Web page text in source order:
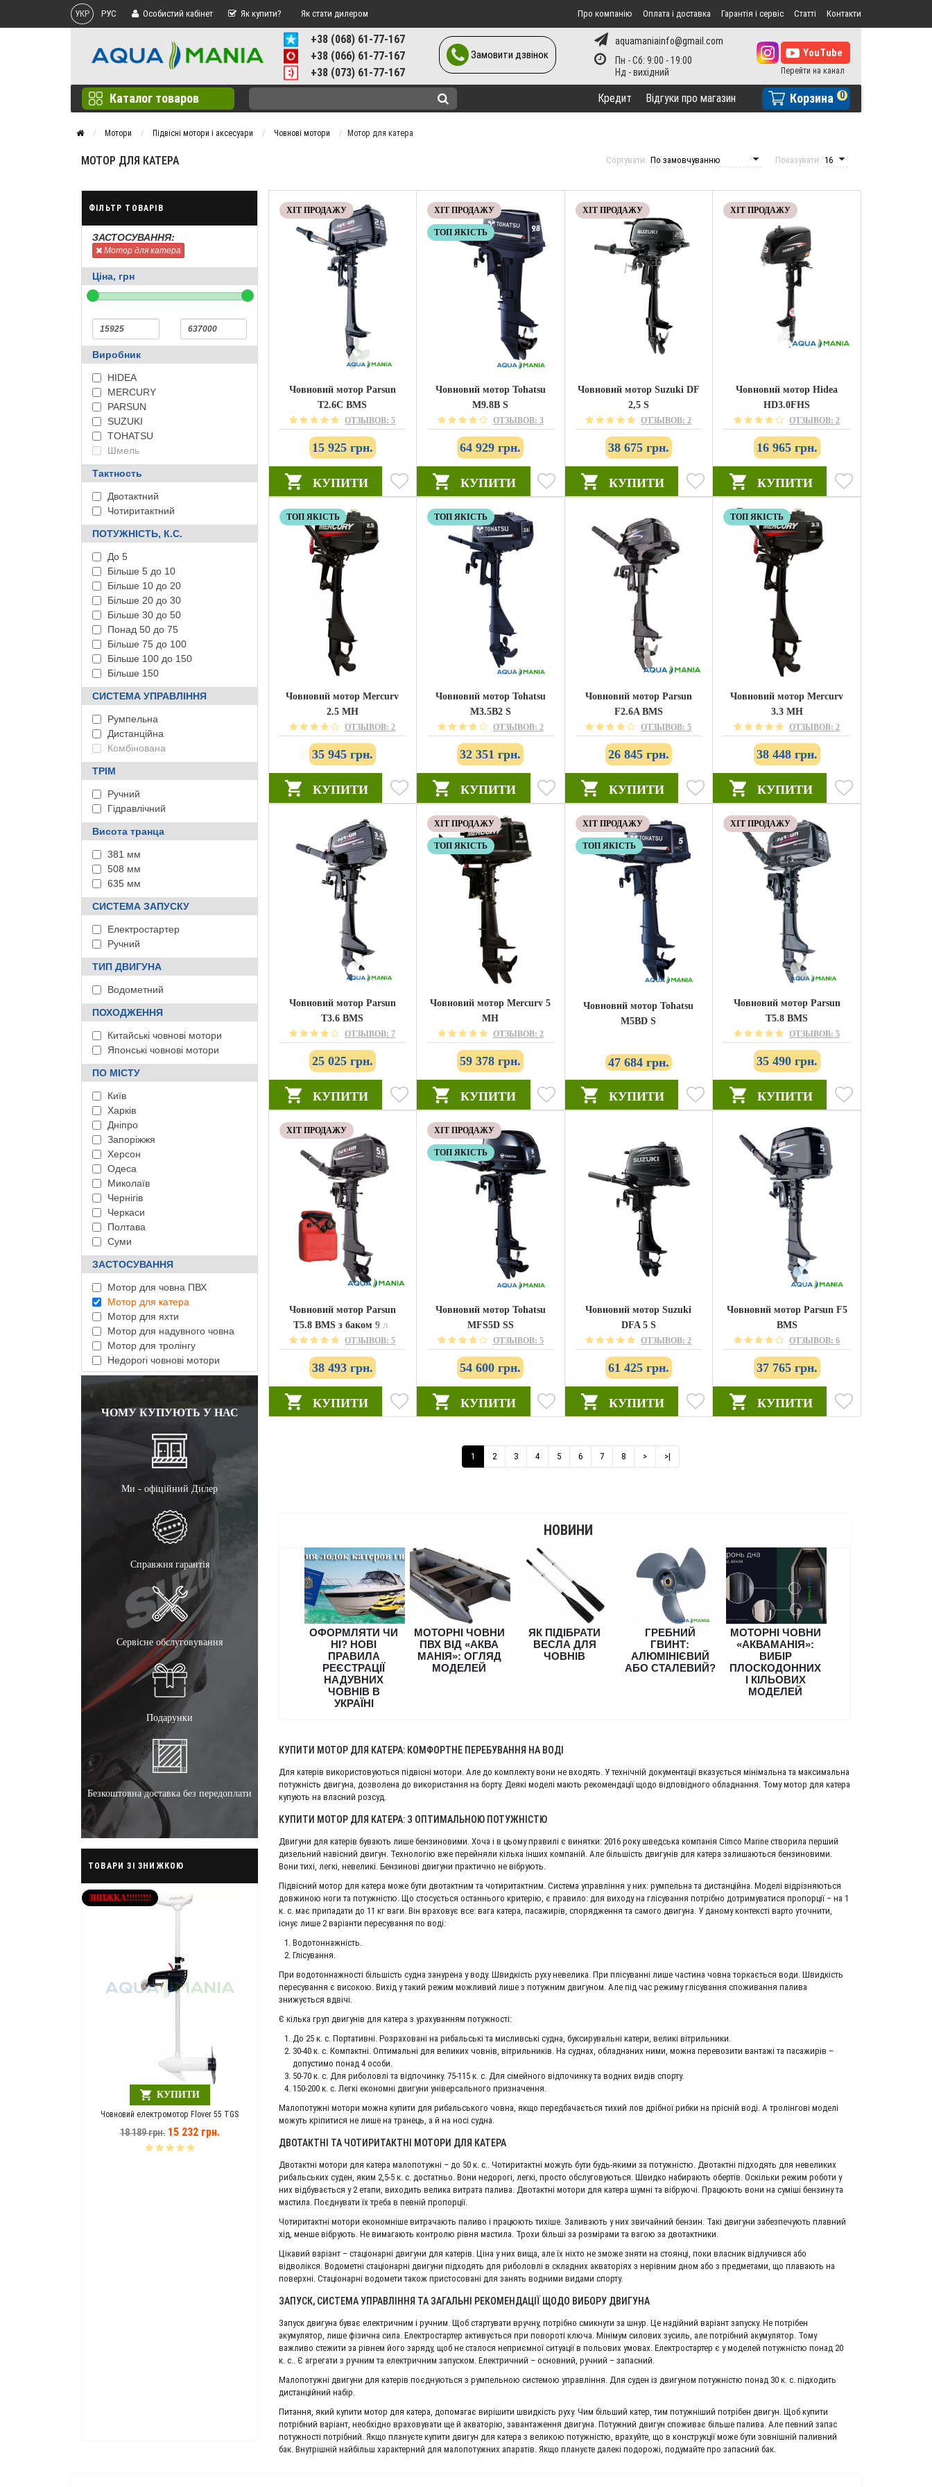
УКР РУС Особистий кабінет Як купити? Як стати дилером Про компанію Оплата і доставка Гарантія і сервіс Статті Контакти
+38 (068) 61-77-167
+38 (066) 61-77-167
+38 (073) 61-77-167
Замовити дзвінок
aquamaniainfo@gmail.com
Пн - Сб: 9:00 - 19:00
Корзина 0
Кредит Відгуки про магазин
Каталог товаров
Мотори Підвісні мотори і аксесуари Човнові мотори Мотор для катера
МОТОР ДЛЯ КАТЕРА Показувати:
Сортувати:
ФІЛЬТР ТОВАРІВ
ЗАСТОСУВАННЯ:
Мотор для катера
Ціна, грн
Виробник
HIDEA
MERCURY
PARSUN
SUZUKI
TOHATSU
Шмель
Тактность
Двотактний
Чотиритактний
ПОТУЖНІСТЬ, К.С.
До 5
Більше 5 до 10
Більше 10 до 20
Більше 20 до 30
Більше 30 до 50
Понад 50 до 75
Більше 75 до 100
Більше 100 до 150
Більше 150
СИСТЕМА УПРАВЛІННЯ
Румпельна
Дистанційна
Комбінована
ТРІМ
Ручний
Гідравлічний
Висота транца
381 мм
508 мм
635 мм
СИСТЕМА ЗАПУСКУ
Електростартер
Ручний
ТИП ДВИГУНА
Водометний
ПОХОДЖЕННЯ
Китайські човнові мотори
Японські човнові мотори
ПО МІСТУ
Київ
Харків
Дніпро
Запоріжжя
Херсон
Одеса
Миколаїв
Чернігів
Черкаси
Полтава
Суми
ЗАСТОСУВАННЯ
Мотор для човна ПВХ
Мотор для катера
Мотор для яхти
Мотор для надувного човна
Мотор для тролінгу
Недорогі човнові мотори
ЧОМУ КУПУЮТЬ У НАС
Ми - офіційний Дилер
Справжня гарантія
Сервісне обслуговування
Подарунки
Безкоштовна доставка без передоплати
ТОВАРИ ЗІ ЗНИЖКОЮ
Flover 55 TGS
КУПИТИ
ЗНИЖКА!!!!!!!!!
ЗНИЖКА!!!!!!!!!
КУПИТИ
15 232 грн.
ХІТ ПРОДАЖУ
Човновий мотор Parsun
T2.6С BMS
ОТЗЫВОВ: 5
15 925 грн.
КУПИТИ
ХІТ ПРОДАЖУ
ТОП ЯКІСТЬ
Човновий мотор Tohatsu
M9.8B S
ОТЗЫВОВ: 3
64 929 грн.
КУПИТИ
ХІТ ПРОДАЖУ
Човновий мотор Suzuki DF
2,5 S
ОТЗЫВОВ: 2
38 675 грн.
КУПИТИ
ХІТ ПРОДАЖУ
Човновий мотор Hidea
HD3.0FHS
ОТЗЫВОВ: 2
16 965 грн.
КУПИТИ
ТОП ЯКІСТЬ
Човновий мотор Mercury
2.5 MH
ОТЗЫВОВ: 2
35 945 грн.
КУПИТИ
ТОП ЯКІСТЬ
Човновий мотор Tohatsu
M3.5B2 S
ОТЗЫВОВ: 2
32 351 грн.
КУПИТИ
Човновий мотор Parsun
F2.6A BMS
ОТЗЫВОВ: 5
26 845 грн.
КУПИТИ
ТОП ЯКІСТЬ
Човновий мотор Mercury
3.3 MH
ОТЗЫВОВ: 2
38 448 грн.
КУПИТИ
Човновий мотор Parsun
T3.6 BMS
ОТЗЫВОВ: 7
25 025 грн.
КУПИТИ
ХІТ ПРОДАЖУ
ТОП ЯКІСТЬ
Човновий мотор Mercury 5
MH
ОТЗЫВОВ: 2
59 378 грн.
КУПИТИ
ХІТ ПРОДАЖУ
ТОП ЯКІСТЬ
Човновий мотор Tohatsu
M5BD S
47 684 грн.
КУПИТИ
ХІТ ПРОДАЖУ
Човновий мотор Parsun
T5.8 BMS
ОТЗЫВОВ: 5
35 490 грн.
КУПИТИ
ХІТ ПРОДАЖУ
Човновий мотор Parsun
T5.8 BMS з баком 9 л.
(TE5.8)ОТЗЫВОВ: 5
38 493 грн.
КУПИТИ
ХІТ ПРОДАЖУ
ТОП ЯКІСТЬ
Човновий мотор Tohatsu
MFS5D SS
ОТЗЫВОВ: 5
54 600 грн.
КУПИТИ
Човновий мотор Suzuki
DFA 5 S
ОТЗЫВОВ: 2
61 425 грн.
КУПИТИ
Човновий мотор Parsun F5
BMS
ОТЗЫВОВ: 6
37 765 грн.
КУПИТИ
1 2 3 4 5 6 7 8 > >|
ОФОРМЛЯТИ ЧИ
НІ? НОВІ
ПРАВИЛА
РЕЄСТРАЦІЇ
НАДУВНИХ
ЧОВНІВ В
УКРАЇНІ
МОТОРНІ ЧОВНИ
ПВХ ВІД «АКВА
МАНІЯ»: ОГЛЯД
МОДЕЛЕЙ
ЯК ПІДІБРАТИ
ВЕСЛА ДЛЯ
ЧОВНІВ
ГРЕБНИЙ
ГВИНТ:
АЛЮМІНІЄВИЙ
АБО СТАЛЕВИЙ?
МОТОРНІ ЧОВНИ
«АКВАМАНІЯ»:
ВИБІР
ПЛОСКОДОННИХ
І КІЛЬОВИХ
МОДЕЛЕЙ
КУПИТИ МОТОР ДЛЯ КАТЕРА: КОМФОРТНЕ ПЕРЕБУВАННЯ НА ВОДІ
Для катерів використовуються підвісні мотори. Але до комплекту вони не входять. У технічній документації вказується мінімальна та максимальна
потужність двигуна, дозволена до використання на борту. Деякі моделі мають рекомендації щодо відповідного обладнання. Тому мотор для катера
купують на власний розсуд.
КУПИТИ МОТОР ДЛЯ КАТЕРА: З ОПТИМАЛЬНОЮ ПОТУЖНІСТЮ
Двигуни для катерів бувають лише бензиновими. Хоча і в цьому правилі є винятки: 2016 року шведська компанія Cimco Marine створила перший
дизельний навісний двигун. Технологію вже перейняли кілька інших компаній. Але більшість двигунів для катера залишаються бензиновими.
Вони тихі, легкі, невеликі. Бензинові двигуни практично не вібрують.
Підвісний мотор для катера може бути двотактним та чотиритактним. Система управління у них: румпельна та дистанційна. Моделі відрізняються
довжиною ноги та потужністю. Що стосується останнього критерію, є правило: для виходу на глісування потрібно дотримуватися пропорції – на 1
к. с. має припадати до 11 кг ваги. Він враховує все: вага катера, пасажирів, спорядження та самого двигуна. У даному контексті варто уточнити,
існує лише 2 варіанти пересування по воді:
Водотоннажність.
Глісування.
При водотоннажності більшість судна занурена у воду. Швидкість руху невелика. При плісуванні лише частина човна торкається води. Швидкість
пересування є високою. Вихід у такий режим можливий лише з потужним двигуном. Але під час режиму глісування споживання палива
знижується вдвічі.
Є кілька груп двигунів для катера з урахуванням потужності:
До 25 к. с. Портативні. Розраховані на рибальські та мисливські судна, буксирувальні катери, великі вітрильники.
30-40 к. с. Компактні. Оптимальні для великих човнів, вітрильників. На суднах, обладнаних ними, можна перевозити вантажі та пасажирів –
допустимо понад 4 особи.
50-70 к. с. Для риболовлі та відпочинку. 75-115 к. с. Для сімейного відпочинку та водних видів спорту.
150-200 к. с. Легкі економні двигуни універсального призначення.
Малопотужні мотори можна купити для рибальського човна, якщо передбачається тихий лов дрібної рибки на прісній воді. А тролінгові моделі
можуть кріпитися не лише на транець, а й на носі судна.
ДВОТАКТНІ ТА ЧОТИРИТАКТНІ МОТОРИ ДЛЯ КАТЕРА
Двотактні мотори для катера малопотужні – до 50 к. с.. Чотиритактні можуть бути будь-якими за потужністю. Двотактні підходять для невеликих
рибальських суден, яким 2,5-5 к. с. достатньо. Вони недорогі, легкі, просто обслуговуються. Швидко набирають обертів. Оскільки режим роботи у
них відбувається у 2 етапи, виходить велика витрата палива. Двотактні мотори для катера шумні та вібруючі. Працюють вони на суміші бензину та
мастила. Поєднувати їх треба в певній пропорції.
Чотиритактні мотори економніше витрачають паливо і працюють тихіше. Заливають у них звичайний бензин. Такі двигуни забезпечують плавний
хід, менше вібрують. Не вимагають контролю рівня мастила. Трохи більші за розмірами та вагою за двотактники.
Цікавий варіант – стаціонарні двигуни для катерів. Ціна у них вища, але їх ніхто не зможе зняти на стоянці, поки власник відлучився або
відволікся. Водометні стаціонарні двигуни підходять для риболовлі в складних акваторіях з нерівним дном або з предметами, що плавають на
поверхні. Стаціонарні водомети також пристосовані для занять водними видами спорту.
ЗАПУСК, СИСТЕМА УПРАВЛІННЯ ТА ЗАГАЛЬНІ РЕКОМЕНДАЦІЇ ЩОДО ВИБОРУ ДВИГУНА
Запуск двигуна буває електричним і ручним. Щоб стартувати вручну, потрібно смикнути за шнур. Це надійний варіант запуску. Не потрібен
акумулятор, лише фізична сила. Електростартер активується при повороті ключа. Мінімум силових зусиль, але потрібний акумулятор. Тому
важливо стежити за рівнем його заряду, щоб не сталося неприємної ситуації в польових умовах. Електростартер є у моделей потужністю понад 20
к. с.. Є агрегати з ручним та електричним запуском. Електричний – основний, ручний – запасний.
Малопотужні двигуни для катерів поєднуються з румпельною системою управління. Для суден із двигуном потужністю понад 30 к. с. підходить
дистанційний набір.
Питання, який купити мотор для катера, допомагає вирішити швидкість руху. Чим більший катер, тим потужніший потрібен двигун. Щоб купити
потрібний варіант, необхідно враховувати ще й акваторію, завантаження двигуна. Потужний двигун споживає більше палива. Але певний запас
потужності потрібний. Якщо плануєте купити двигун для катера з великою потужністю, врахуйте, що в конструкції може бути зовнішній паливний
бак. Внутрішній найбільш характерний для малопотужних апаратів. Якщо плануєте далекі подорожі, подумайте про запасний бак.